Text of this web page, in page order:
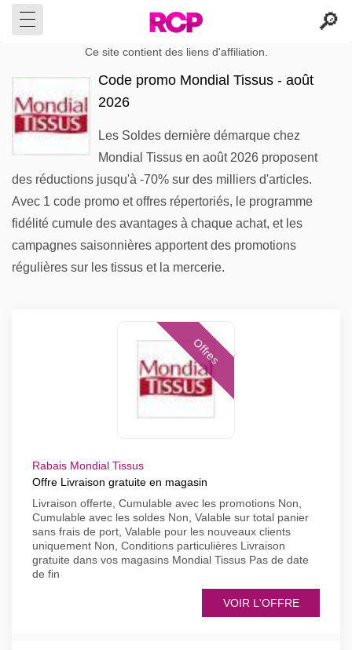
Ce site contient des liens d'affiliation.
Code promo Mondial Tissus - août
2026
Les Soldes dernière démarque chez
Mondial Tissus en août 2026 proposent
des réductions jusqu'à -70% sur des milliers d'articles.
Avec 1 code promo et offres répertoriés, le programme
fidélité cumule des avantages à chaque achat, et les
campagnes saisonnières apportent des promotions
régulières sur les tissus et la mercerie.
Offres
Rabais Mondial Tissus
Offre Livraison gratuite en magasin
Livraison offerte, Cumulable avec les promotions Non,
Cumulable avec les soldes Non, Valable sur total panier
sans frais de port, Valable pour les nouveaux clients
uniquement Non, Conditions particulières Livraison
gratuite dans vos magasins Mondial Tissus Pas de date
de fin
VOIR L'OFFRE